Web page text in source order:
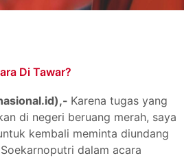
Di Tawar?
Karena tugas yang
di negeri beruang merah, saya
kembali meminta diundang
dalam acara